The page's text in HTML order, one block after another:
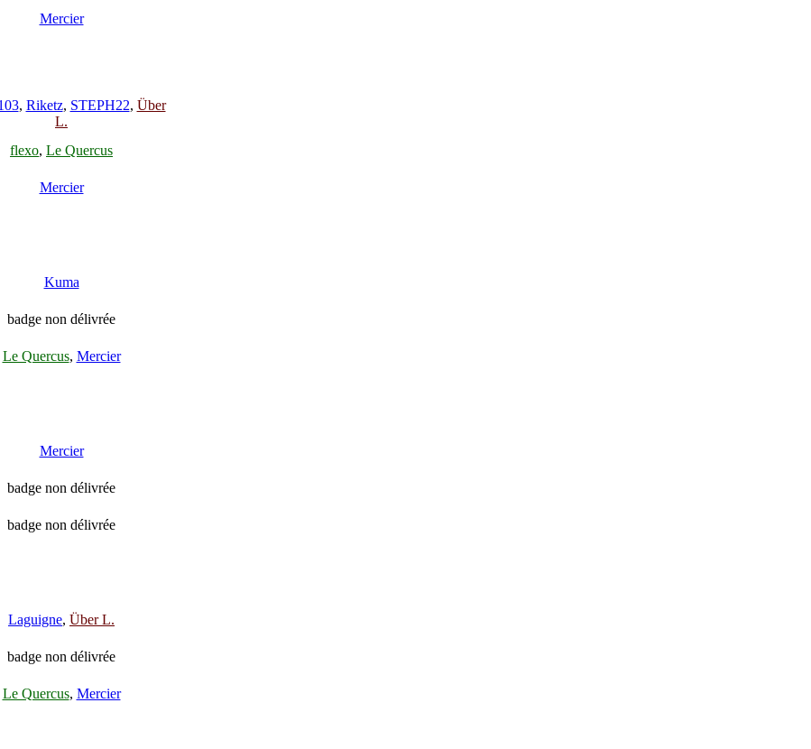
Mercier
, Riketz, STEPH22, Über
L.
flexo, Le Quercus
Mercier
Kuma
badge non délivrée
Le Quercus, Mercier
Mercier
badge non délivrée
badge non délivrée
Laguigne, Über L.
badge non délivrée
Le Quercus, Mercier